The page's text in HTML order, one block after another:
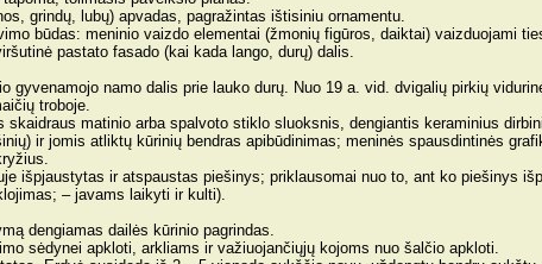
grindų, lubų) apvadas, pagražintas ištisiniu ornamentu.
būdas: meninio vaizdo elementai (žmonių figūros, daiktai) vaizduojami
pastato fasado (kai kada lango, durų) dalis.
gyvenamojo namo dalis prie lauko durų. Nuo 19 a. vid. dvigalių pirkių
troboje.
matinio arba spalvoto stiklo sluoksnis, dengiantis keraminius
ir jomis atliktų kūrinių bendras apibūdinimas; meninės spausdintinės
išpjaustytas ir atspaustas piešinys; priklausomai nuo to, ant ko piešinys
– javams laikyti ir kulti).
dengiamas dailės kūrinio pagrindas.
sėdynei apkloti, arkliams ir važiuojančiųjų kojoms nuo šalčio apkloti.